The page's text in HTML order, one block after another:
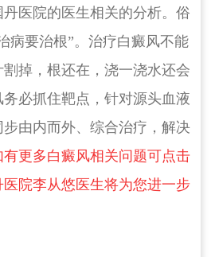
丹医院的医生相关的分析。俗
病要治根”。治疗白癜风不能
掉，根还在，浇一浇水还会
必抓住靶点，针对源头血液
由内而外、综合治疗，解决
有更多白癜风相关问题可点击
院李从悠医生将为您进一步